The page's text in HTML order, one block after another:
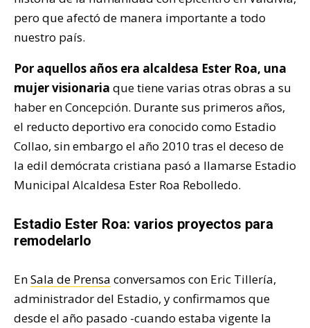
pero que afectó de manera importante a todo
nuestro país.
Por aquellos años era alcaldesa Ester Roa, una
mujer visionaria que tiene varias otras obras a su
haber en Concepción. Durante sus primeros años,
el reducto deportivo era conocido como Estadio
Collao, sin embargo el año 2010 tras el deceso de
la edil demócrata cristiana pasó a llamarse Estadio
Municipal Alcaldesa Ester Roa Rebolledo.
Estadio Ester Roa: varios proyectos para
remodelarlo
EnSala de Prensa conversamos con Eric Tillería,
administrador del Estadio, y confirmamos que
desde el año pasado -cuando estaba vigente la